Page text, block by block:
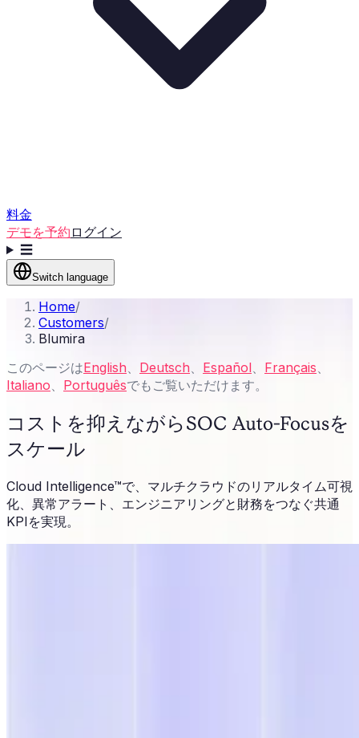
料金
デモを予約 ログイン
☰
Switch language
Home/
Customers/
Blumira
このページはEnglish、 Deutsch、 Español、 Français、
Italiano、 Portuguêsでもご覧いただけます。
コストを抑えながらSOC Auto-Focusを
スケール
Cloud Intelligence™で、マルチクラウドのリアルタイム可視
化、異常アラート、エンジニアリングと財務をつなぐ共通
KPIを実現。